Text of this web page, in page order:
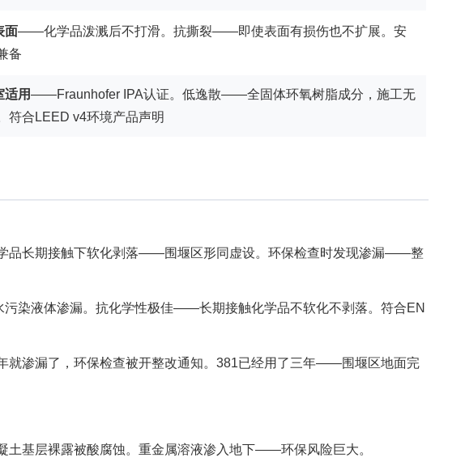
面——化学品泼溅后不打滑。抗撕裂——即使表面有损伤也不扩展。安
备
适用——Fraunhofer IPA认证。低逸散——全固体环氧树脂成分，施工无
符合LEED v4环境产品声明
品长期接触下软化剥落——围堰区形同虚设。环保检查时发现渗漏——整
染液体渗漏。抗化学性极佳——长期接触化学品不软化不剥落。符合EN
就渗漏了，环保检查被开整改通知。381已经用了三年——围堰区地面完
基层裸露被酸腐蚀。重金属溶液渗入地下——环保风险巨大。